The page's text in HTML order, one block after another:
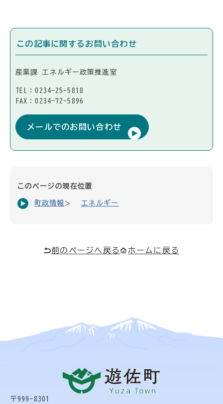
この記事に関するお問い合わせ
産業課 エネルギー政策推進室
TEL：0234-25-5818
FAX：0234-72-5896
メールでのお問い合わせ
このページの現在位置
町政情報 エネルギー
前のページへ戻る ホームに戻る
〒999-8301